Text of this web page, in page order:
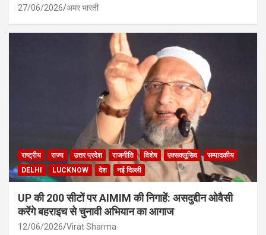
27/06/2026 अमर भारती
राष्ट्रीय राज्य उत्तर प्रदेश राजनीति विशेष एक्सक्लूसिव
सम्पादकीय
DELHI
LUCKNOW देश नई दिल्ली
UP की 200 सीटों पर AIMIM की निगाहें: असदुद्दीन ओवैसी
करेंगे बहराइच से चुनावी अभियान का आगाज
12/06/2026 Virat Sharma